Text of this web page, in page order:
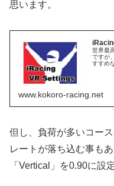
思います。
世界最
ですが
すすめ
www.kokoro-racing.net
但し、負荷が多いコー
レートが落ち込む事も
「Vertical」を0.90に設